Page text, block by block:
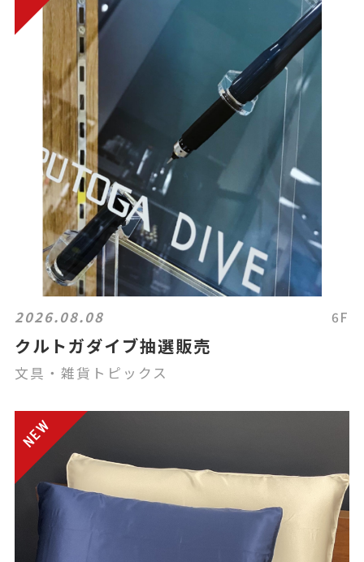
2026.08.08 6F
クルトガダイブ抽選販売
文具・雑貨トピックス